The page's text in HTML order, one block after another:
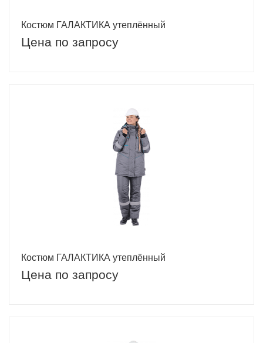
Костюм ГАЛАКТИКА утеплённый
Цена по запросу
Костюм ГАЛАКТИКА утеплённый
Цена по запросу